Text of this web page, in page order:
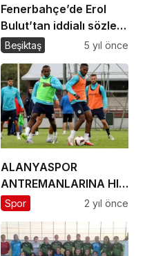
Fenerbahçe’de Erol
Bulut’tan iddialı sözler:
‘Yeni bir dönem…’
Beşiktaş 5 yıl önce
ALANYASPOR
ANTREMANLARINA HIZ
KESMEDEN DEVAM
Spor 2 yıl önce